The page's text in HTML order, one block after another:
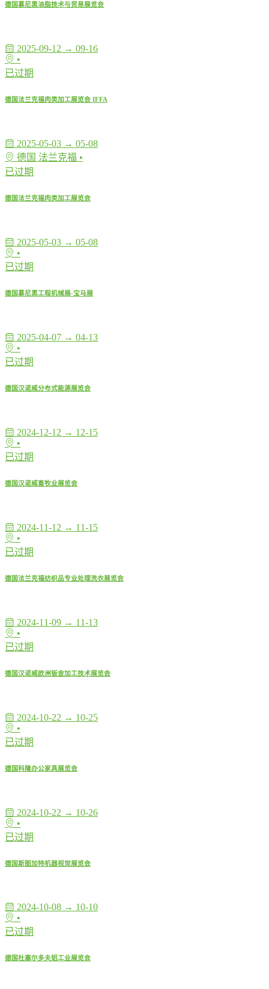
德国慕尼黑油脂技术与贸易展览会
2025-09-12 → 09-16
•
已过期
德国法兰克福肉类加工展览会 IFFA
2025-05-03 → 05-08
德国 法兰克福 •
已过期
德国法兰克福肉类加工展览会
2025-05-03 → 05-08
•
已过期
德国慕尼黑工程机械展-宝马展
2025-04-07 → 04-13
•
已过期
德国汉诺威分布式能源展览会
2024-12-12 → 12-15
•
已过期
德国汉诺威畜牧业展览会
2024-11-12 → 11-15
•
已过期
德国法兰克福纺织品专业处理洗衣展览会
2024-11-09 → 11-13
•
已过期
德国汉诺威欧洲钣金加工技术展览会
2024-10-22 → 10-25
•
已过期
德国科隆办公家具展览会
2024-10-22 → 10-26
•
已过期
德国斯图加特机器视觉展览会
2024-10-08 → 10-10
•
已过期
德国杜塞尔多夫铝工业展览会